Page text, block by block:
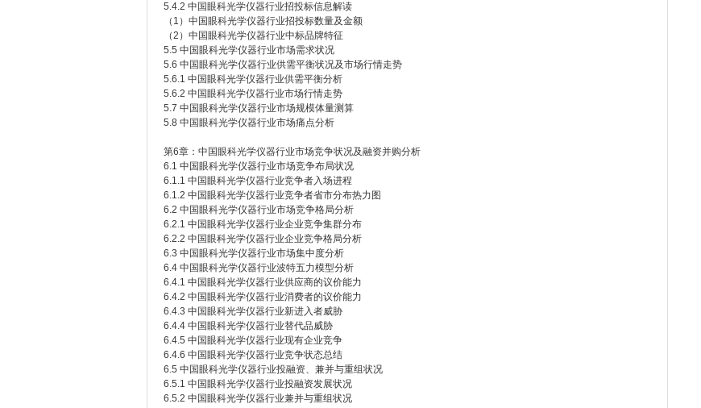
5.4.2 中国眼科光学仪器行业招投标信息解读
（1）中国眼科光学仪器行业招投标数量及金额
（2）中国眼科光学仪器行业中标品牌特征
5.5 中国眼科光学仪器行业市场需求状况
5.6 中国眼科光学仪器行业供需平衡状况及市场行情走势
5.6.1 中国眼科光学仪器行业供需平衡分析
5.6.2 中国眼科光学仪器行业市场行情走势
5.7 中国眼科光学仪器行业市场规模体量测算
5.8 中国眼科光学仪器行业市场痛点分析
第6章：中国眼科光学仪器行业市场竞争状况及融资并购分析
6.1 中国眼科光学仪器行业市场竞争布局状况
6.1.1 中国眼科光学仪器行业竞争者入场进程
6.1.2 中国眼科光学仪器行业竞争者省市分布热力图
6.2 中国眼科光学仪器行业市场竞争格局分析
6.2.1 中国眼科光学仪器行业企业竞争集群分布
6.2.2 中国眼科光学仪器行业企业竞争格局分析
6.3 中国眼科光学仪器行业市场集中度分析
6.4 中国眼科光学仪器行业波特五力模型分析
6.4.1 中国眼科光学仪器行业供应商的议价能力
6.4.2 中国眼科光学仪器行业消费者的议价能力
6.4.3 中国眼科光学仪器行业新进入者威胁
6.4.4 中国眼科光学仪器行业替代品威胁
6.4.5 中国眼科光学仪器行业现有企业竞争
6.4.6 中国眼科光学仪器行业竞争状态总结
6.5 中国眼科光学仪器行业投融资、兼并与重组状况
6.5.1 中国眼科光学仪器行业投融资发展状况
6.5.2 中国眼科光学仪器行业兼并与重组状况